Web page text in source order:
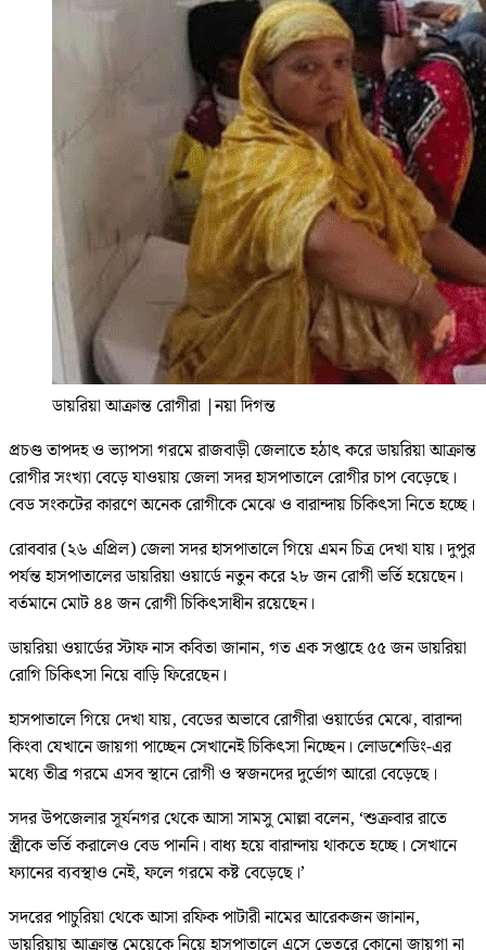
ডায়রিয়া আক্রান্ত রোগীরা |নয়া দিগন্ত
প্রচণ্ড তাপদহ ও ভ্যাপসা গরমে রাজবাড়ী জেলাতে হঠাৎ করে ডায়রিয়া আক্রান্ত
রোগীর সংখ্যা বেড়ে যাওয়ায় জেলা সদর হাসপাতালে রোগীর চাপ বেড়েছে।
বেড সংকটের কারণে অনেক রোগীকে মেঝে ও বারান্দায় চিকিৎসা নিতে হচ্ছে।
রোববার (২৬ এপ্রিল) জেলা সদর হাসপাতালে গিয়ে এমন চিত্র দেখা যায়। দুপুর
পর্যন্ত হাসপাতালের ডায়রিয়া ওয়ার্ডে নতুন করে ২৮ জন রোগী ভর্তি হয়েছেন।
বর্তমানে মোট ৪৪ জন রোগী চিকিৎসাধীন রয়েছেন।
ডায়রিয়া ওয়ার্ডের স্টাফ নাস কবিতা জানান, গত এক সপ্তাহে ৫৫ জন ডায়রিয়া
রোগি চিকিৎসা নিয়ে বাড়ি ফিরেছেন।
হাসপাতালে গিয়ে দেখা যায়, বেডের অভাবে রোগীরা ওয়ার্ডের মেঝে, বারান্দা
কিংবা যেখানে জায়গা পাচ্ছেন সেখানেই চিকিৎসা নিচ্ছেন। লোডশেডিং-এর
মধ্যে তীব্র গরমে এসব স্থানে রোগী ও স্বজনদের দুর্ভোগ আরো বেড়েছে।
সদর উপজেলার সূর্যনগর থেকে আসা সামসু মোল্লা বলেন, ‘শুক্রবার রাতে
স্ত্রীকে ভর্তি করালেও বেড পাননি। বাধ্য হয়ে বারান্দায় থাকতে হচ্ছে। সেখানে
ফ্যানের ব্যবস্থাও নেই, ফলে গরমে কষ্ট বেড়েছে।’
সদরের পাচুরিয়া থেকে আসা রফিক পাটারী নামের আরেকজন জানান,